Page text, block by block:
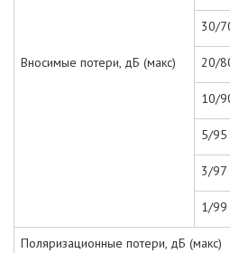
Вносимые потери, дБ (макс)
30/
20/
10/
5/95
3/97
1/99
Поляризационные потери, дБ (макс)